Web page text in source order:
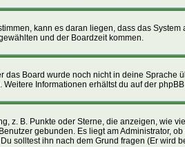
kann es daran liegen, dass das
und der Boardzeit kommen.
Board wurde noch nicht in deine
Informationen erhältst du auf der
z. B. Punkte oder Sterne, die anzeigen, wie
gebunden. Es liegt am Administrator,
solltest ihn nach dem Grund fragen (Er wird